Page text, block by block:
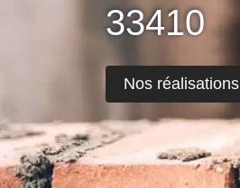
33410
Nos réalisations